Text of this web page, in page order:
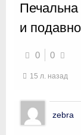
Печальна
и
0 0
15 л. назад
zebra